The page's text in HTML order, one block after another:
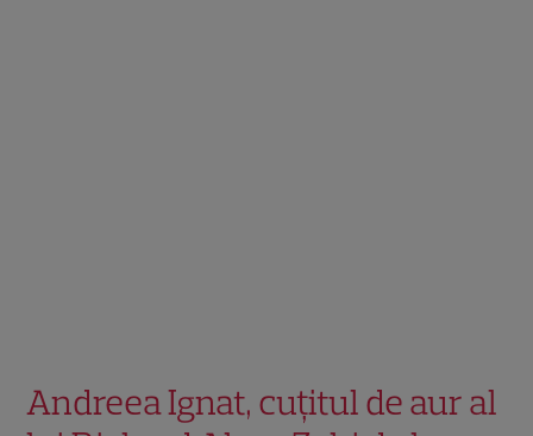
Andreea Ignat, cuțitul de aur al